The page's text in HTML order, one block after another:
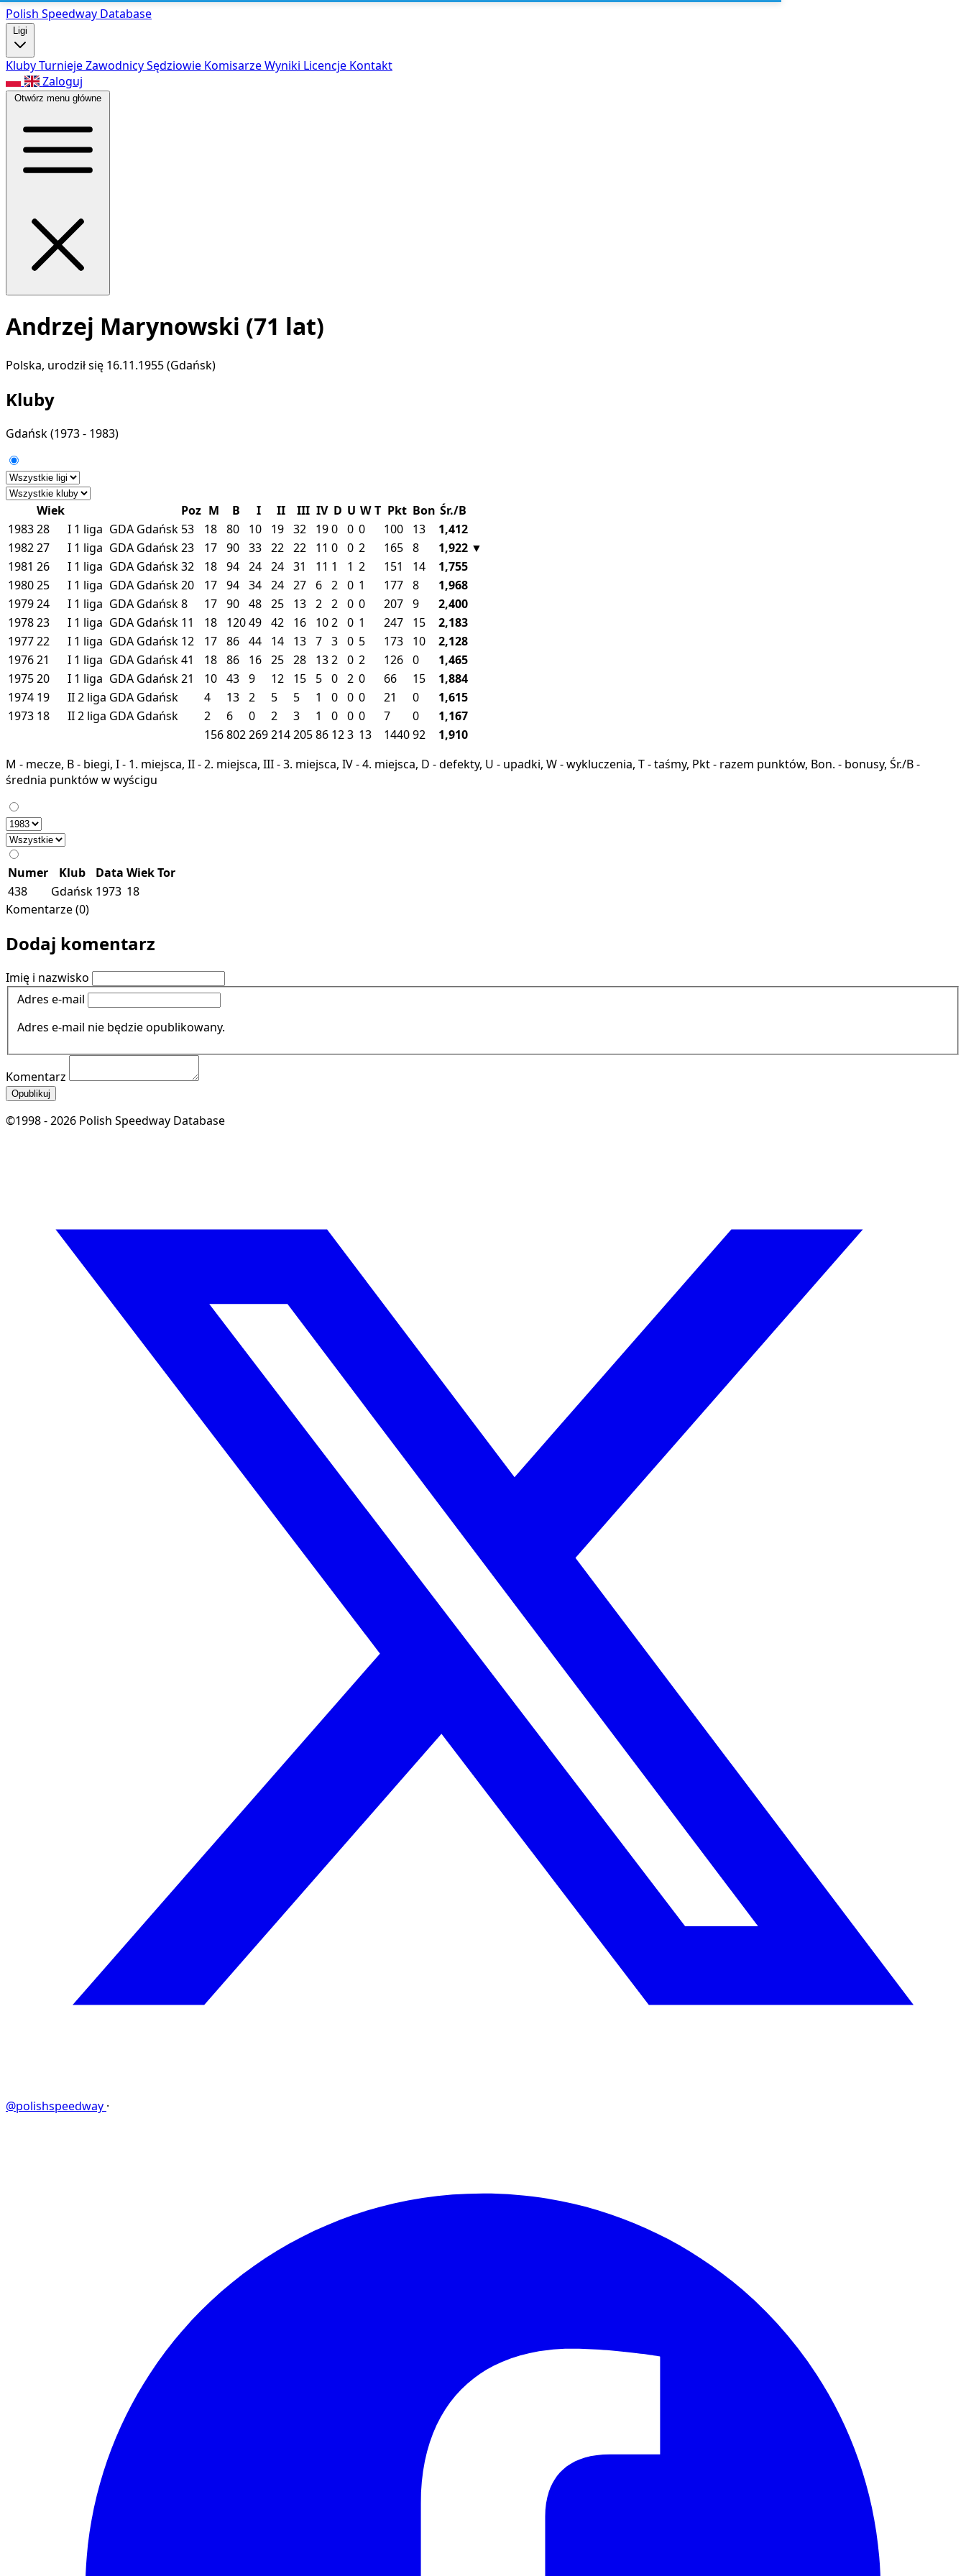
Polish Speedway Database
Ligi
KlubyTurniejeZawodnicySędziowie KomisarzeWyniki Licencje Kontakt
Zaloguj
Otwórz menu główne
Andrzej Marynowski (71 lat)
Polska, urodził się 16.11.1955 (Gdańsk)
Kluby
Gdańsk(1973 - 1983)
Wiek Poz M B I II III IV D U W T Pkt Bon Śr./B
198328 I 1 liga GDA Gdańsk 53 18 80 10 19 32 190 0 0 100 13
1,412
198227 I 1 liga GDA Gdańsk23 17 90 33 22 22 11 0 0 2 165 8 1,922 ▼
1981 26 I 1 liga GDA Gdańsk32 18 94 24 24 31 11 1 1 2 151 14
1,755
198025 I 1 liga GDA Gdańsk20 17 94 34 24 27 6 2 0 1 177 8
1,968
197924 I 1 liga GDA Gdańsk8 17 90 48 25 13 2 2 0 0 207 9
2,400
197823 I 1 liga GDA Gdańsk 11 18 12049 42 16 102 0 1 247 15
2,183
197722 I 1 liga GDA Gdańsk 12 17 86 44 14 13 7 3 0 5 173 10
2,128
197621 I 1 liga GDA Gdańsk41 18 86 16 25 28 132 0 2 126 0
1,465
197520 I 1 liga GDA Gdańsk21 10 43 9 12 15 5 0 2 0 66 15
1,884
1974 19 II2 liga GDA Gdańsk 4 13 2 5 5 1 0 0 0 21 0
1,615
1973 18 II2 liga GDA Gdańsk 2 6 0 2 3 1 0 0 0 7 0
1,167
15680226921420586 123 13 144092
1,910
M - mecze, B - biegi, I - 1. miejsca, II - 2. miejsca, III - 3. miejsca, IV - 4. miejsca, D - defekty, U - upadki, W - wykluczenia, T - taśmy, Pkt - razem punktów, Bon. - bonusy, Śr./B -
średnia punktów w wyścigu
Numer Klub Data WiekTor
438
Gdańsk 1973 18
Komentarze (0)
Dodaj komentarz
Imię i nazwisko
Adres e-mail
Adres e-mail nie będzie opublikowany.
Komentarz
Opublikuj
©1998 - 2026 Polish Speedway Database
@polishspeedway ·